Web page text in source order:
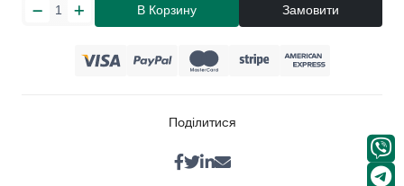
В Корзину Замовити
Поділитися